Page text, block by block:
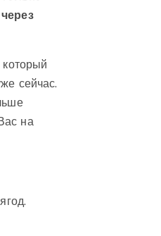
который
сейчас.
на